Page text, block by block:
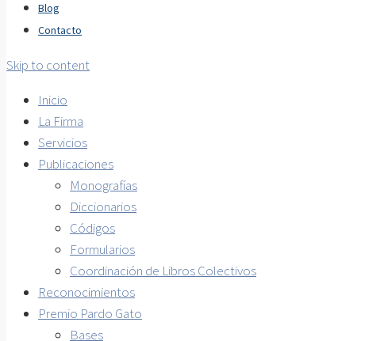
Blog
Contacto
Skip to content
Inicio
La Firma
Servicios
Publicaciones
Monografías
Diccionarios
Códigos
Formularios
Coordinación de Libros Colectivos
Reconocimientos
Premio Pardo Gato
Bases